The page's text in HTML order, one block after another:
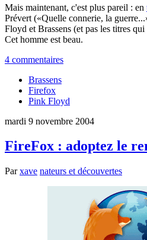
Mais maintenant, c'est plus pareil : en
Prévert ( Quelle connerie, la guerre...
Floyd et Brassens (et pas les titres
Cet homme est beau.
4 commentaires
Brassens
Firefox
Pink Floyd
mardi 9 novembre 2004
FireFox : adoptez le
Parxave nateurs et découvertes